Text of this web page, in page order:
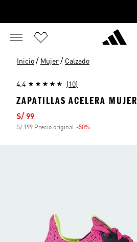
Inicio / Mujer / Calzado
4.4 (10)
ZAPATILLAS ACELERA MUJER
Precio de venta
S/ 99
S/ 199 Precio original -50%